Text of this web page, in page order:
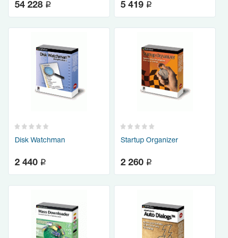
54 228 q 5 419 q
Disk Watchman
2 440 q
Startup Organizer
2 260 q